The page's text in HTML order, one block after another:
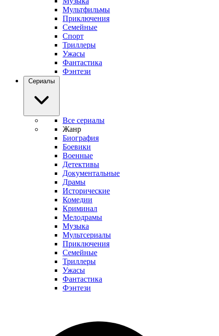
Мультфильмы
Приключения
Семейные
Спорт
Триллеры
Ужасы
Фантастика
Фэнтези
Сериалы
Все сериалы
Жанр
Биография
Боевики
Военные
Детективы
Документальные
Драмы
Исторические
Комедии
Криминал
Мелодрамы
Музыка
Мультсериалы
Приключения
Семейные
Триллеры
Ужасы
Фантастика
Фэнтези